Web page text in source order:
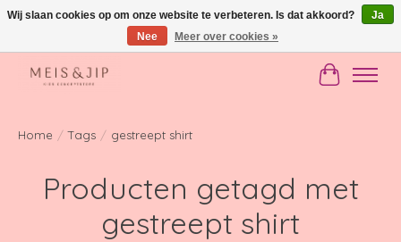
Gratis verzending in NL vanaf €150
Home / Tags / gestreept shirt
Producten getagd met
gestreept shirt
Wij slaan cookies op om onze website te verbeteren. Is dat akkoord?
Ja
Nee
Meer over cookies »